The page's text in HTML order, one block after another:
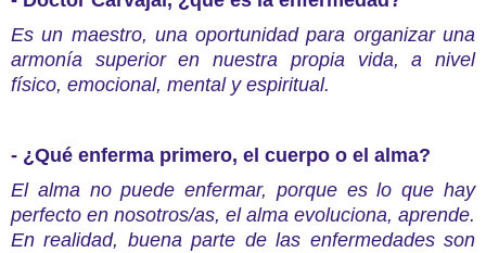
Es un maestro, una oportunidad para organizar una
armonía superior en nuestra propia vida, a nivel
físico, emocional, mental y espiritual.
- ¿Qué enferma primero, el cuerpo o el alma?
El alma no puede enfermar, porque es lo que hay
perfecto en nosotros/as, el alma evoluciona, aprende.
En realidad, buena parte de las enfermedades son